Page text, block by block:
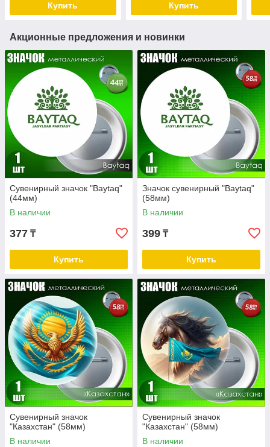
Купить Купить
Акционные предложения и новинки
Сувенирный значок "Baytaq"
(44мм)
В наличии
377 ₸
Купить
Значок сувенирный "Baytaq"
(58мм)
В наличии
399 ₸
Купить
Сувенирный значок
"Казахстан" (58мм)
В наличии
Сувенирный значок
"Казахстан" (58мм)
В наличии